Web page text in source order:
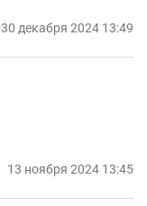
30 декабря 2024 13:49
13 ноября 2024 13:45